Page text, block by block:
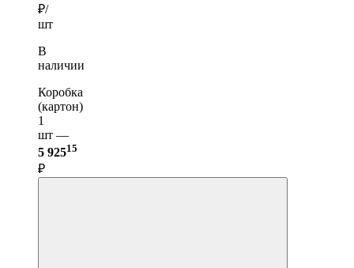
₽/
шт
В
наличии
Коробка
(картон)
1
шт —
5 92515
₽